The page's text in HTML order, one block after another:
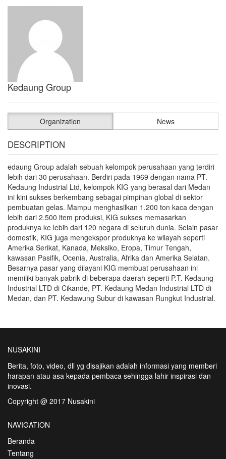
Kedaung Group
Organization News
DESCRIPTION
edaung Group adalah sebuah kelompok perusahaan yang terdiri
lebih dari 30 perusahaan. Berdiri pada 1969 dengan nama PT.
Kedaung Industrial Ltd, kelompok KIG yang berasal dari Medan
ini kini sukses berkembang sebagai pimpinan global di sektor
pembuatan gelas. Mampu menghasilkan 1.200 ton kaca dengan
lebih dari 2.500 item produksi, KIG sukses memasarkan
produknya ke lebih dari 120 negara di seluruh dunia. Selain pasar
domestik, KIG juga mengekspor produknya ke wilayah seperti
Amerika Serikat, Kanada, Meksiko, Eropa, Timur Tengah,
kawasan Pasifik, Ocenia, Australia, Afrika dan Amerika Selatan.
Besarnya pasar yang dilayani KIG membuat perusahaan ini
memiliki banyak pabrik di beberapa daerah seperti P.T. Kedaung
Industrial LTD di Cikande, PT. Kedaung Medan Industrial LTD di
Medan, dan PT. Kedawung Subur di kawasan Rungkut Industrial.
NUSAKINI
Berita, foto, video, dll yg disajikan adalah informasi yang memberi
harapan atau asa kepada pembaca sehingga lahir inspirasi dan
inovasi.
Copyright @ 2017 Nusakini
NAVIGATION
Beranda
Tentang